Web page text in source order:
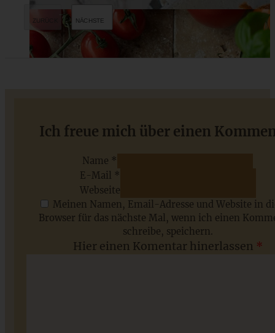
Johannisbeer-Muffins mit Streuseln
Saisonale Rezepte im Juli - meine 7 sommerlichen
Lieblinge, die Ihr jetzt unbedingt ausprobieren solltet
Ich freue mich über einen
Name *
E-Mail *
Webseite
Meinen Namen, Email-Adresse und Website in
Browser für das nächste Mal, wenn ich einen
schreibe, speichern.
Hier einen Komentar hinerlassen *